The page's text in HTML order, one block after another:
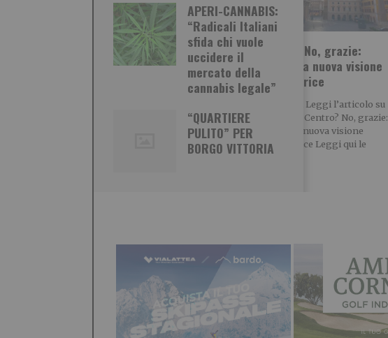
APERI-CANNABIS:
“Radicali Italiani
sfida chi vuole
uccidere il
mercato della
cannabis legale”
“QUARTIERE
PULITO” PER
BORGO VITTORIA
“Se si capissero le
grandi ricadute della
TAV, le cose sarebbero
diverse”
Caro Direttore, per oltre un
dell’800, il Piemonte era alla
Centro? No, grazie:
serve una nuova visione
riformatrice
POLITICA Leggi l’articolo su
L’identità: Centro? No, grazie:
serve una nuova visione
riformatrice Leggi qui le